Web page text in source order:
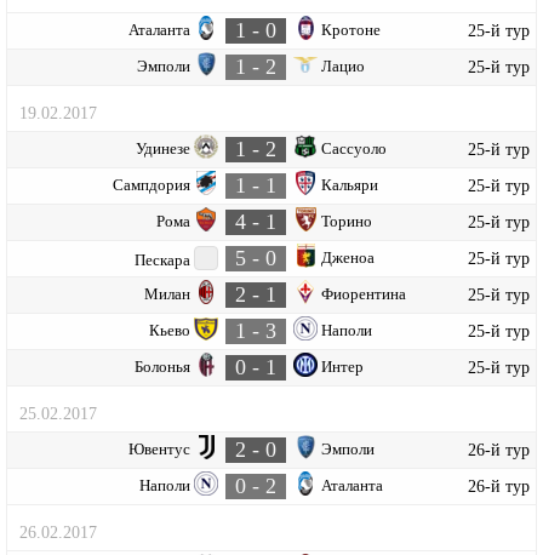
Аталанта 1 - 0 Кротоне 25-й тур
Эмполи 1 - 2 Лацио 25-й тур
19.02.2017
Удинезе 1 - 2 Сассуоло 25-й тур
Сампдория 1 - 1 Кальяри 25-й тур
Рома 4 - 1 Торино 25-й тур
Пескара 5 - 0 Дженоа 25-й тур
Милан 2 - 1 Фиорентина 25-й тур
Кьево 1 - 3 Наполи 25-й тур
Болонья 0 - 1 Интер 25-й тур
25.02.2017
Ювентус 2 - 0 Эмполи 26-й тур
Наполи 0 - 2 Аталанта 26-й тур
26.02.2017